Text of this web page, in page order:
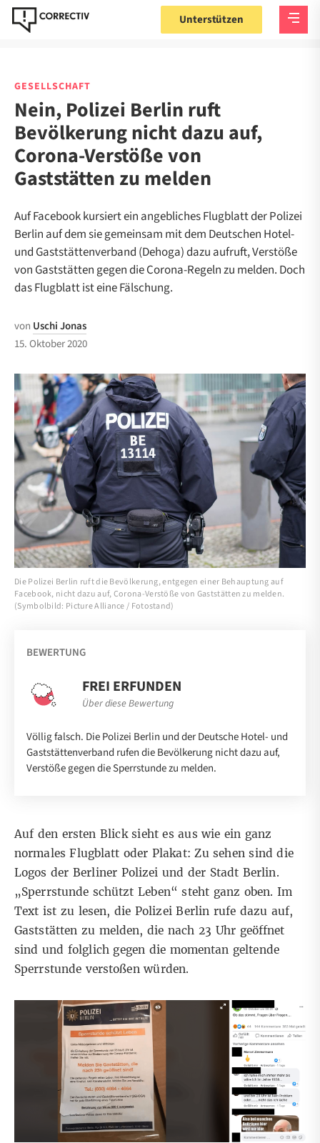
Unterstützen
GESELLSCHAFT
Nein, Polizei Berlin ruft
Bevölkerung nicht dazu auf,
Corona-Verstöße von
Gaststätten zu melden
Auf Facebook kursiert ein angebliches Flugblatt der Polizei
Berlin auf dem sie gemeinsam mit dem Deutschen Hotel-
und Gaststättenverband (Dehoga) dazu aufruft, Verstöße
von Gaststätten gegen die Corona-Regeln zu melden. Doch
das Flugblatt ist eine Fälschung.
von Uschi Jonas
15. Oktober 2020
Die Polizei Berlin ruft die Bevölkerung, entgegen einer Behauptung auf
Facebook, nicht dazu auf, Corona-Verstöße von Gaststätten zu melden.
(Symbolbild: Picture Alliance / Fotostand)
BEWERTUNG
FREI ERFUNDEN
Über diese Bewertung
Völlig falsch. Die Polizei Berlin und der Deutsche Hotel- und
Gaststättenverband rufen die Bevölkerung nicht dazu auf,
Verstöße gegen die Sperrstunde zu melden.
Auf den ersten Blick sieht es aus wie ein ganz
normales Flugblatt oder Plakat: Zu sehen sind die
Logos der Berliner Polizei und der Stadt Berlin.
„Sperrstunde schützt Leben“ steht ganz oben. Im
Text ist zu lesen, die Polizei Berlin rufe dazu auf,
Gaststätten zu melden, die nach 23 Uhr geöffnet
sind und folglich gegen die momentan geltende
Sperrstunde verstoßen würden.